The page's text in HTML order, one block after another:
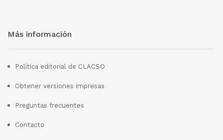
Más información
Política editorial de CLACSO
Obtener versiones impresas
Preguntas frecuentes
Contacto